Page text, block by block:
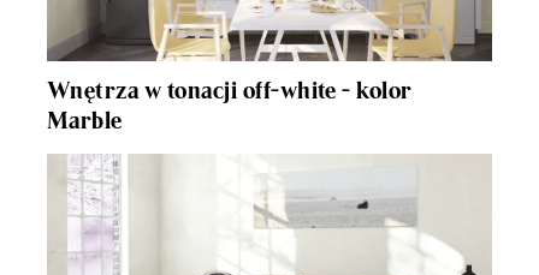
Wnętrza w tonacji off-white - kolor
Marble